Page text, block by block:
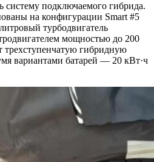
систему подключаемого гибрида.
на конфигурации Smart #5
турбодвигатель
мощностью до 200
трехступенчатую гибридную
вариантами батарей — 20 кВт·ч